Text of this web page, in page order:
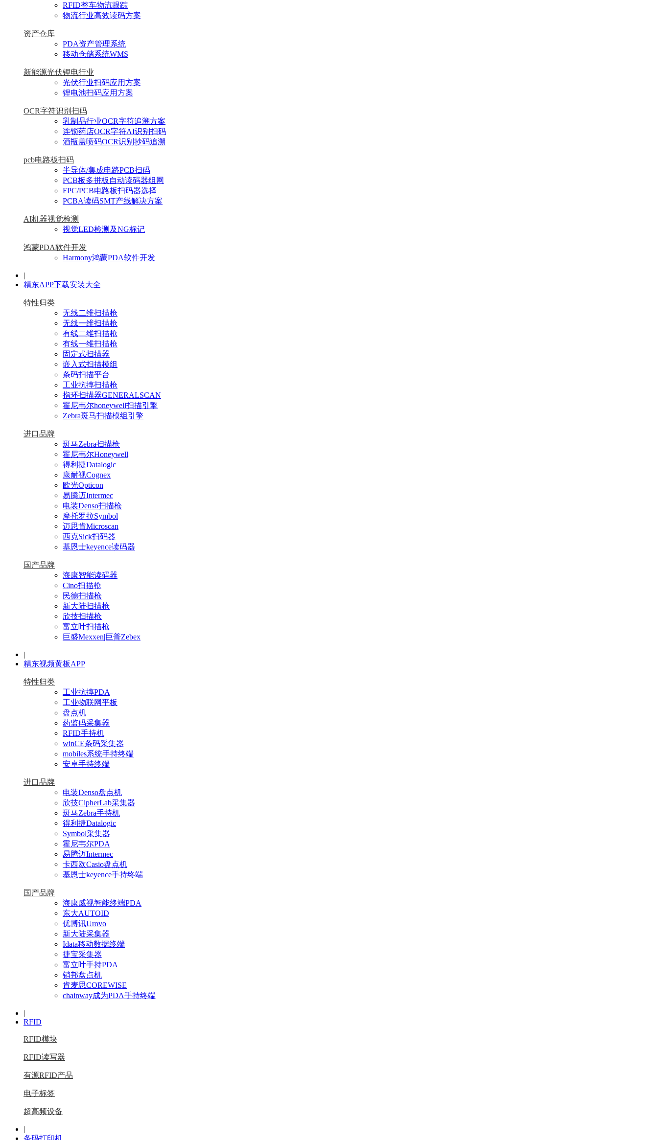
RFID整车物流跟踪
物流行业高效读码方案
资产仓库
PDA资产管理系统
移动仓储系统WMS
新能源光伏锂电行业
光伏行业扫码应用方案
锂电池扫码应用方案
OCR字符识别扫码
乳制品行业OCR字符追溯方案
连锁药店OCR字符AI识别扫码
酒瓶盖喷码OCR识别抄码追溯
pcb电路板扫码
半导体/集成电路PCB扫码
PCB板多拼板自动读码器组网
FPC/PCB电路板扫码器选择
PCBA读码SMT产线解决方案
AI机器视觉检测
视觉LED检测及NG标记
鸿蒙PDA软件开发
Harmony鸿蒙PDA软件开发
|
精东APP下载安装大全
特性归类
无线二维扫描枪
无线一维扫描枪
有线二维扫描枪
有线一维扫描枪
固定式扫描器
嵌入式扫描模组
条码扫描平台
工业抗摔扫描枪
指环扫描器GENERALSCAN
霍尼韦尔honeywell扫描引擎
Zebra斑马扫描模组引擎
进口品牌
斑马Zebra扫描枪
霍尼韦尔Honeywell
得利捷Datalogic
康耐视Cognex
欧光Opticon
易腾迈Intermec
电装Denso扫描枪
摩托罗拉Symbol
迈思肯Microscan
西克Sick扫码器
基恩士keyence读码器
国产品牌
海康智能读码器
Cino扫描枪
民德扫描枪
新大陆扫描枪
欣技扫描枪
富立叶扫描枪
巨盛Mexxen|巨普Zebex
|
精东视频黄板APP
特性归类
工业抗摔PDA
工业物联网平板
盘点机
药监码采集器
RFID手持机
winCE条码采集器
mobiles系统手持终端
安卓手持终端
进口品牌
电装Denso盘点机
欣技CipherLab采集器
斑马Zebra手持机
得利捷Datalogic
Symbol采集器
霍尼韦尔PDA
易腾迈Intermec
卡西欧Casio盘点机
基恩士keyence手持终端
国产品牌
海康威视智能终端PDA
东大AUTOID
优博讯Urovo
新大陆采集器
Idata移动数据终端
捷宝采集器
富立叶手持PDA
销邦盘点机
肯麦思COREWISE
chainway成为PDA手持终端
|
RFID
RFID模块
RFID读写器
有源RFID产品
电子标签
超高频设备
|
条码打印机